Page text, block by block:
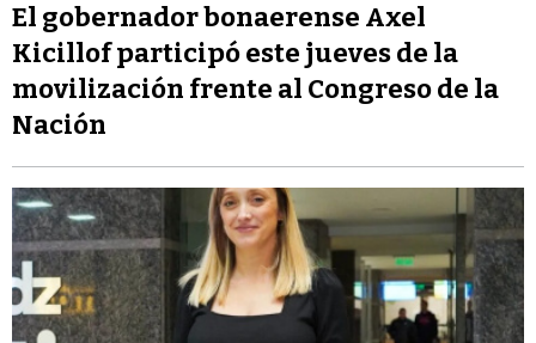
El gobernador bonaerense Axel
Kicillof participó este jueves de la
movilización frente al Congreso de la
Nación